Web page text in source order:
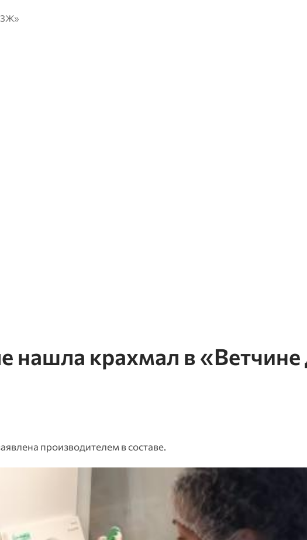
нашла крахмал в «Ветчине
производителем в составе.